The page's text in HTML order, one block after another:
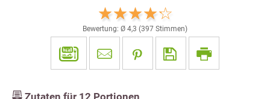
Bewertung: Ø 4,3 (397 Stimmen)